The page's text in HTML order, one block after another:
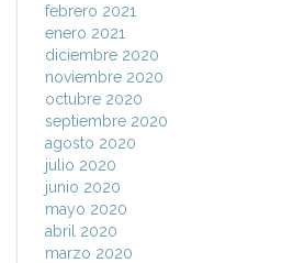
febrero 2021
enero 2021
diciembre 2020
noviembre 2020
octubre 2020
septiembre 2020
agosto 2020
julio 2020
junio 2020
mayo 2020
abril 2020
marzo 2020